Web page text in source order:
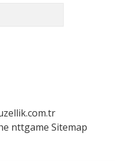
nttgame Sitemap